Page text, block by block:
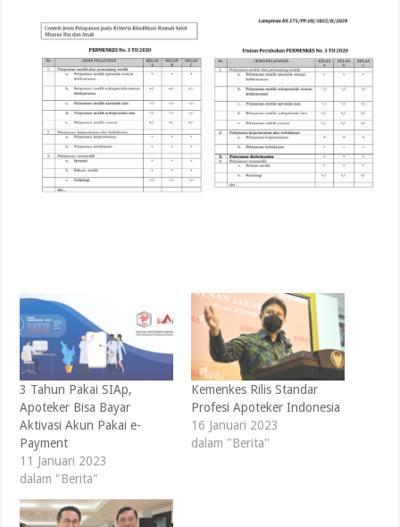
3 Tahun Pakai SIAp,
Apoteker Bisa Bayar
Aktivasi Akun Pakai e-
Payment
11 Januari 2023
dalam "Berita"
Kemenkes Rilis Standar
Profesi Apoteker Indonesia
16 Januari 2023
dalam "Berita"